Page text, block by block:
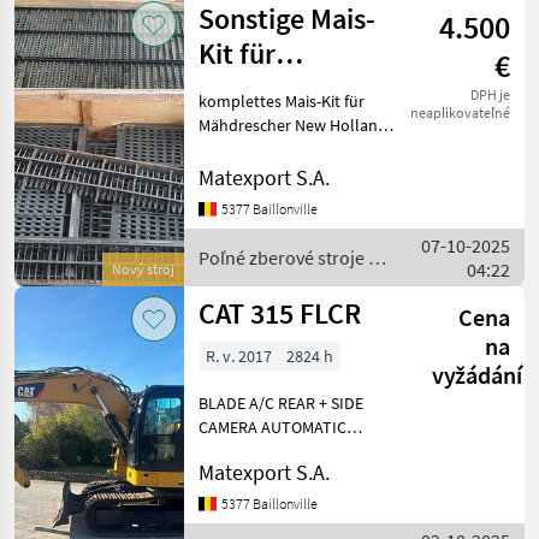
Nový stroj
Sonstige Mais-
Kit für
Mähdrescher
New Holland CX
4.500
€
DPH je
neaplikovateľné
komplettes Mais-Kit für
Mähdrescher New Holland
corn kit for NH CX
6080/6090 Poľné zberové
stroje Ostatné zberače
Matexport S.A.
5377 Baillonville
Poľné zberové stroje /
Sonstige
07-10-2025
04:22
CAT 315 FLCR
Cena
na
vyžádání
R. v. 2017 2824 h
BLADE A/C REAR + SIDE
CAMERA AUTOMATIC
DOUBLE ACTING HAMMER
LINE LOW SPEED
GRAPPLE/ROTATION LINE
Matexport S.A.
5377 Baillonville